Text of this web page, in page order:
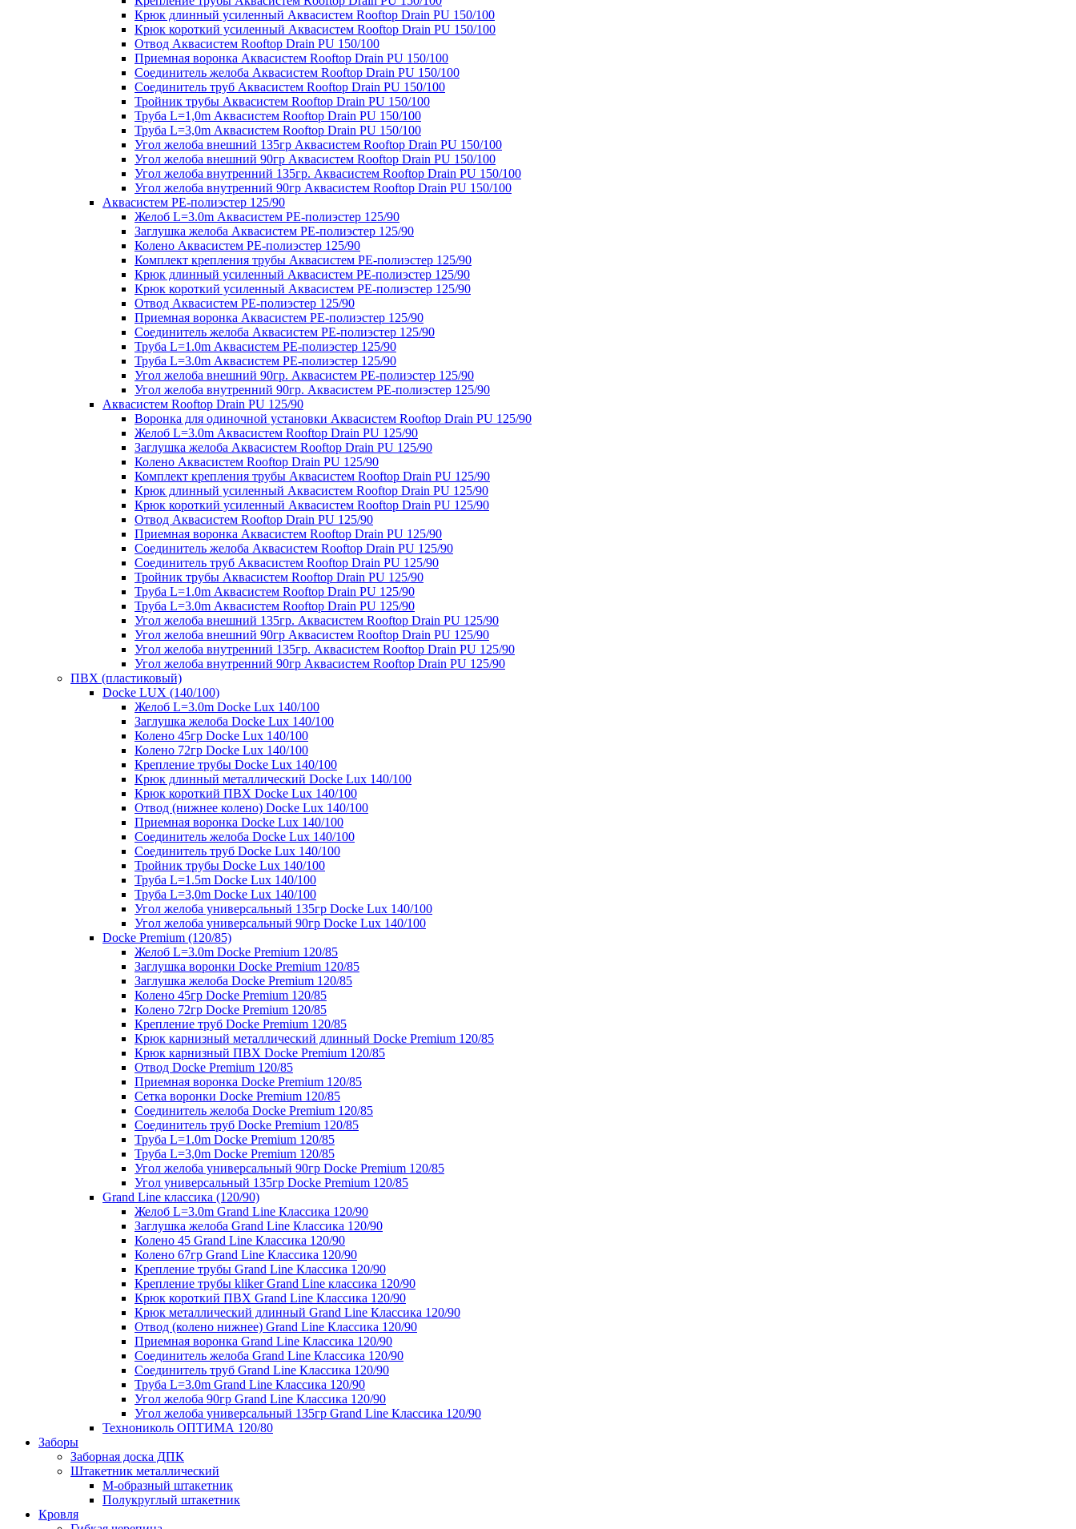
Крюк длинный усиленный Аквасистем Rooftop Drain PU 150/100
Крюк короткий усиленный Аквасистем Rooftop Drain PU 150/100
Отвод Аквасистем Rooftop Drain PU 150/100
Приемная воронка Аквасистем Rooftop Drain PU 150/100
Соединитель желоба Аквасистем Rooftop Drain PU 150/100
Соединитель труб Аквасистем Rooftop Drain PU 150/100
Тройник трубы Аквасистем Rooftop Drain PU 150/100
Труба L=1,0m Аквасистем Rooftop Drain PU 150/100
Труба L=3,0m Аквасистем Rooftop Drain PU 150/100
Угол желоба внешний 135гр Аквасистем Rooftop Drain PU 150/100
Угол желоба внешний 90гр Аквасистем Rooftop Drain PU 150/100
Угол желоба внутренний 135гр. Аквасистем Rooftop Drain PU 150/100
Угол желоба внутренний 90гр Аквасистем Rooftop Drain PU 150/100
Аквасистем PE-полиэстер 125/90
Желоб L=3.0m Аквасистем PE-полиэстер 125/90
Заглушка желоба Аквасистем PE-полиэстер 125/90
Колено Аквасистем PE-полиэстер 125/90
Комплект крепления трубы Аквасистем PE-полиэстер 125/90
Крюк длинный усиленный Аквасистем PE-полиэстер 125/90
Крюк короткий усиленный Аквасистем PE-полиэстер 125/90
Отвод Аквасистем РЕ-полиэстер 125/90
Приемная воронка Аквасистем PE-полиэстер 125/90
Соединитель желоба Аквасистем PE-полиэстер 125/90
Труба L=1.0m Аквасистем PE-полиэстер 125/90
Труба L=3.0m Аквасистем PE-полиэстер 125/90
Угол желоба внешний 90гр. Аквасистем PE-полиэстер 125/90
Угол желоба внутренний 90гр. Аквасистем PE-полиэстер 125/90
Аквасистем Rooftop Drain PU 125/90
Воронка для одиночной установки Аквасистем Rooftop Drain PU 125/90
Желоб L=3.0m Аквасистем Rooftop Drain PU 125/90
Заглушка желоба Аквасистем Rooftop Drain PU 125/90
Колено Аквасистем Rooftop Drain PU 125/90
Комплект крепления трубы Аквасистем Rooftop Drain PU 125/90
Крюк длинный усиленный Аквасистем Rooftop Drain PU 125/90
Крюк короткий усиленный Аквасистем Rooftop Drain PU 125/90
Отвод Аквасистем Rooftop Drain PU 125/90
Приемная воронка Аквасистем Rooftop Drain PU 125/90
Соединитель желоба Аквасистем Rooftop Drain PU 125/90
Соединитель труб Аквасистем Rooftop Drain PU 125/90
Тройник трубы Аквасистем Rooftop Drain PU 125/90
Труба L=1.0m Аквасистем Rooftop Drain PU 125/90
Труба L=3.0m Аквасистем Rooftop Drain PU 125/90
Угол желоба внешний 135гр. Аквасистем Rooftop Drain PU 125/90
Угол желоба внешний 90гр Аквасистем Rooftop Drain PU 125/90
Угол желоба внутренний 135гр. Аквасистем Rooftop Drain PU 125/90
Угол желоба внутренний 90гр Аквасистем Rooftop Drain PU 125/90
ПВХ (пластиковый)
Docke LUX (140/100)
Желоб L=3.0m Docke Lux 140/100
Заглушка желоба Docke Lux 140/100
Колено 45гр Docke Lux 140/100
Колено 72гр Docke Lux 140/100
Крепление трубы Docke Lux 140/100
Крюк длинный металлический Docke Lux 140/100
Крюк короткий ПВХ Docke Lux 140/100
Отвод (нижнее колено) Docke Lux 140/100
Приемная воронка Docke Lux 140/100
Соединитель желоба Docke Lux 140/100
Соединитель труб Docke Lux 140/100
Тройник трубы Docke Lux 140/100
Труба L=1.5m Docke Lux 140/100
Труба L=3,0m Docke Lux 140/100
Угол желоба универсальный 135гр Docke Lux 140/100
Угол желоба универсальный 90гр Docke Lux 140/100
Docke Premium (120/85)
Желоб L=3.0m Docke Premium 120/85
Заглушка воронки Docke Premium 120/85
Заглушка желоба Docke Premium 120/85
Колено 45гр Docke Premium 120/85
Колено 72гр Docke Premium 120/85
Крепление труб Docke Premium 120/85
Крюк карнизный металлический длинный Docke Premium 120/85
Крюк карнизный ПВХ Docke Premium 120/85
Отвод Docke Premium 120/85
Приемная воронка Docke Premium 120/85
Сетка воронки Docke Premium 120/85
Соединитель желоба Docke Premium 120/85
Соединитель труб Docke Premium 120/85
Труба L=1.0m Docke Premium 120/85
Труба L=3,0m Docke Premium 120/85
Угол желоба универсальный 90гр Docke Premium 120/85
Угол универсальный 135гр Docke Premium 120/85
Grand Line классика (120/90)
Желоб L=3.0m Grand Line Классика 120/90
Заглушка желоба Grand Line Классика 120/90
Колено 45 Grand Line Классика 120/90
Колено 67гр Grand Line Классика 120/90
Крепление трубы Grand Line Классика 120/90
Крепление трубы kliker Grand Line классика 120/90
Крюк короткий ПВХ Grand Line Классика 120/90
Крюк металлический длинный Grand Line Классика 120/90
Отвод (колено нижнее) Grand Line Классика 120/90
Приемная воронка Grand Line Классика 120/90
Соединитель желоба Grand Line Классика 120/90
Соединитель труб Grand Line Классика 120/90
Труба L=3.0m Grand Line Классика 120/90
Угол желоба 90гр Grand Line Классика 120/90
Угол желоба универсальный 135гр Grand Line Классика 120/90
Технониколь ОПТИМА 120/80
Заборы
Заборная доска ДПК
Штакетник металлический
М-образный штакетник
Полукруглый штакетник
Кровля